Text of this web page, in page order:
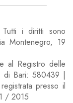
i diritti sono
Montenegro, 19
al Registro delle
di Bari: 580439 |
presso il
/ 2015